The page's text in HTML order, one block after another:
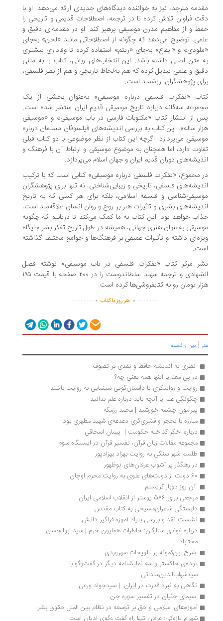
مترجم، نیز به خواننده دیدگاه‌های جدیدی ارائه می‌دهد. او با
فراوان تلاش کرده تا در ترجمه، اصطلاحات قدیمی و تاریخی را
و از مفاهیم مدرن موسیقی پرهیز کند. او در مقدمه‌ای دقیق و
توضیح می‌دهد که چگونه از اصطلاحاتی مانند «لحن» به‌جای
و «ایقاع» به‌جای «ریتم» استفاده کرده تا وفاداری بیشتری
متن اصلی داشته باشد. این انتخاب‌های زبانی، کتاب را به متنی
و علمی تبدیل کرده که هم به‌لحاظ تاریخی و هم از نظر فلسفی،
پژوهشگران ارزشمند است.
«تفکرات فلسفی درباره موسیقی» به‌عنوان بخشی از یک
سه‌گانه درباره تاریخ موسیقی قدیم ایران منتشر شده است.
از انتشار کتاب «مکتوبات فارسی در باب موسیقی» و «موسیقی
ساله»، این کتاب به بررسی اندیشه‌های فیلسوفان مسلمان درباره
می‌پردازد. اگرچه این کتاب از نظر موضوعی با دو کتاب قبلی
دارد، اما همچنان به موضوع موسیقی و ارتباط آن با فرهنگ و
دوران قدیم ایران و جهان اسلام می‌پردازد.
مجموع، «تفکرات فلسفی درباره موسیقی» کتابی است که با ترکیب
فلسفی، تاریخی و زیبایی‌شناختی، نه تنها برای پژوهشگران
و فلسفه اسلامی، بلکه برای هر کسی که به تاریخ
بشری و تاثیرات هنر بر روح و روان انسان علاقه‌مند است،
خواهد بود. این کتاب به ما کمک می‌کند تا دریابیم که چگونه
به‌عنوان هنری جهانی، همیشه در طول تاریخ تفکر بشر جایگاه
داشته و تأثیرات عمیقی بر فرهنگ‌ها و جوامع مختلف گذاشته
مرکز کتاب «تفکرات فلسفی در باب موسیقی» نوشته فضل
الشهادی و ترجمه سهند سلطاندوست را در ۲۰۰ صفحه با قیمت ۱۹۵
تومان روانه کتابفروشی‌ها کرده است.
...............
. هر روز با کتاب .
...............
دین و فلسفه|
نظری به اندیشه حافظ و نقدی بر تصوف
در پی معنا یا اینها همه یعنی چه؟
روایت و روایتگری یا داستان‌گویی سینمایی به روایت باکلند
چگونگی علم یا آنچه باید درباره علم بدانید
پیرامون چشمه خورشید | محمد رزمگه
مبارزه با تحجر و قشری‌گری دغدغه‌ی شهید مطهری بود
درباره اخگر گداخته حکومت |  پیمان اسحاقی
مجموعه مقالات زبان قرآن، تفسیر قرآن در ایستگاه سوم
طلسم شهر سنگی به روایت بهزاد بهزادپور
در رهگذر پر آشوب عرفان‌های نوظهور
آن روز دوبار گریستم
مرجعی برای 586 پوستر از انقلاب اسلامی ایران
دلبستگی شاعران‌مسیحی به کتاب مقدس
نشست نقد و بررسی بنیاد آموزه فراگیر دانش
درباره غوغای ستارگان: خاطرات همایون خرم | سید ابوالحسن
شرح ابن‌کمونه بر تلویحات سهروردی
توده‌‌ی خاکستر و سه نمایشنامه‌ دیگر در گفت‌وگو با
سیدشهاب‌الدین‌ساداتی
نگاهی به نبرد قدرت در ایران  | سیدجواد ورعی
سیمای جنّیان در تفسیر سوره جن
آموزه‌های اسلامی و حق بر توسعه در نظام بین الملل حقوق بشر
شهرام پازوکی: عرفان تنها راه گفت و‌گوی ادیان است